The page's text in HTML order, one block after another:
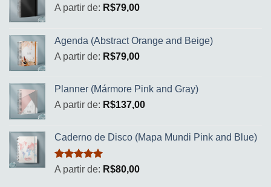
A partir de: R$79,00
Agenda (Abstract Orange and Beige)
A partir de: R$79,00
Planner (Mármore Pink and Gray)
A partir de: R$137,00
Caderno de Disco (Mapa Mundi Pink and Blue)
Avaliação
5.00
A partir de: R$80,00